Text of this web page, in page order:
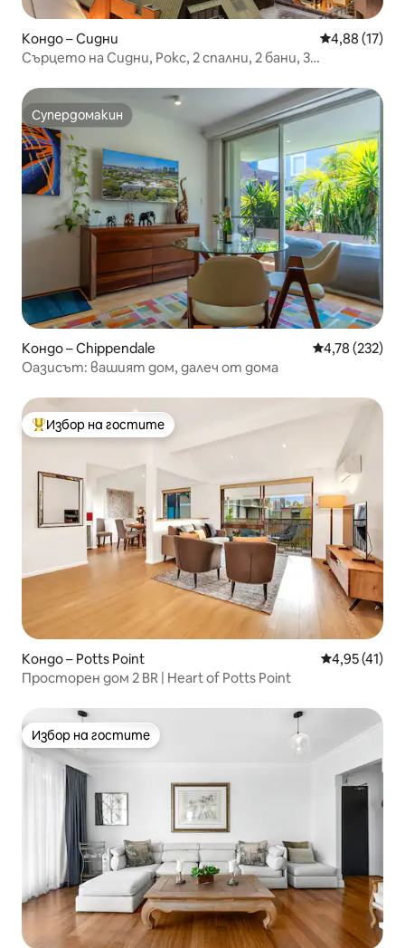
Кондо – Сидни Средна
4,88 (17)
Сърцето на Сидни, Рокс, 2 спални, 2 бани, 3
Супердомакин
Супердомакин
Кондо – Chippendale Средна
4,78 (232)
Оазисът: вашият дом, далеч от дома
Най-популярен избор на гостите
Избор на гостите
Кондо – Potts Point Средна
4,95 (41)
Просторен дом 2 BR | Heart of Potts Point
Избор на гостите
Избор на гостите